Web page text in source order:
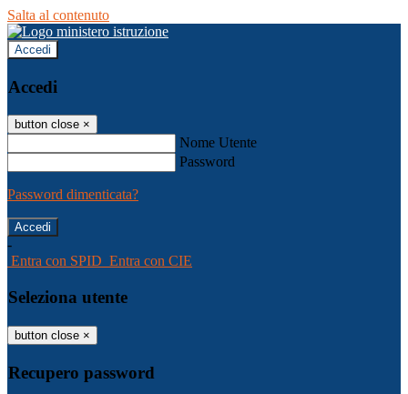
Salta al contenuto
Accedi
Accedi
button close ×
Nome Utente
Password
Password dimenticata?
-
Entra con SPID Entra con CIE
Seleziona utente
button close ×
Recupero password